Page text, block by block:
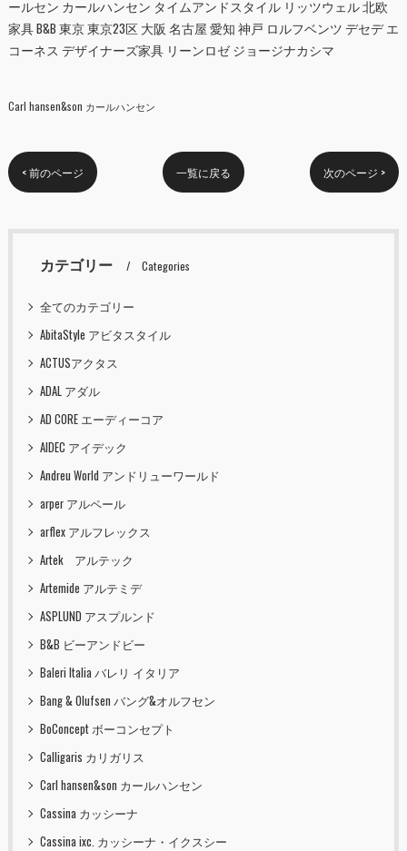
ールセン カールハンセン タイムアンドスタイル リッツウェル 北欧
家具 B&B 東京 東京23区 大阪 名古屋 愛知 神戸 ロルフベンツ デセデ エ
コーネス デザイナーズ家具 リーンロゼ ジョージナカシマ
Carl hansen&son カールハンセン
< 前のページ 一覧に戻る 次のページ >
カテゴリー Categories
全てのカテゴリー
AbitaStyle アビタスタイル
ACTUSアクタス
ADAL アダル
AD CORE エーディーコア
AIDEC アイデック
Andreu World アンドリューワールド
arper アルペール
arflex アルフレックス
Artek アルテック
Artemide アルテミデ
ASPLUND アスプルンド
B&B ビーアンドビー
Baleri Italia バレリ イタリア
Bang & Olufsen バング&オルフセン
BoConcept ボーコンセプト
Calligaris カリガリス
Carl hansen&son カールハンセン
Cassina カッシーナ
Cassina ixc. カッシーナ・イクスシー